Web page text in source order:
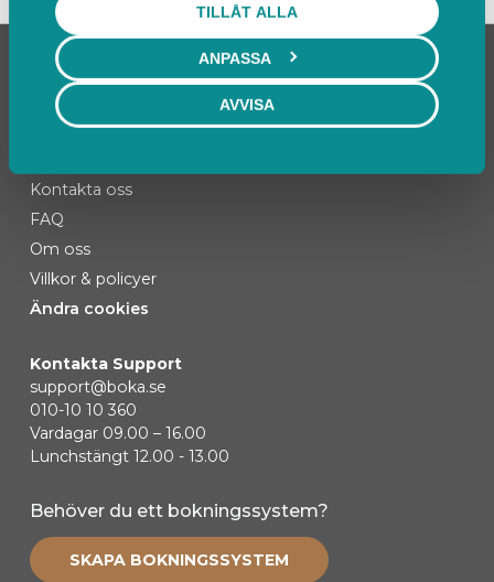
TILLÅT ALLA
ANPASSA
AVVISA
Kontakta oss
FAQ
Om oss
Villkor & policyer
Ändra cookies
Kontakta Support
support@boka.se
010-10 10 360
Vardagar 09.00 – 16.00
Lunchstängt 12.00 - 13.00
Behöver du ett bokningssystem?
SKAPA BOKNINGSSYSTEM